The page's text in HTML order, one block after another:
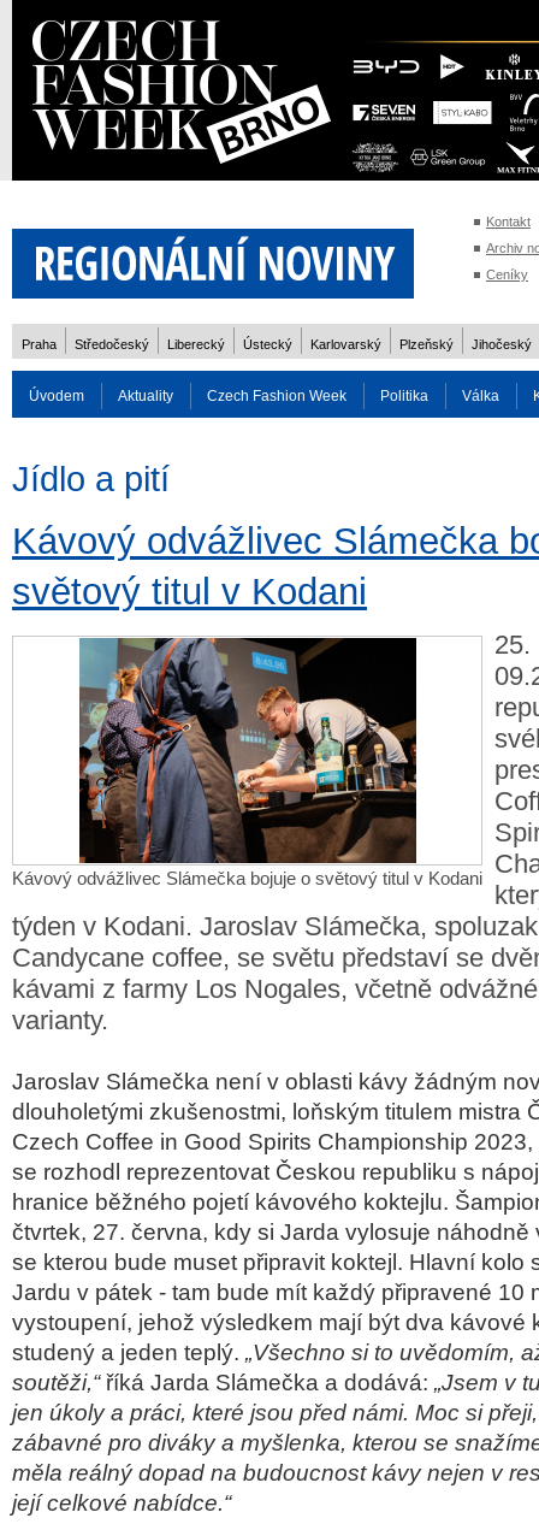
Kontakt
Archiv
Ceníky
Praha Středočeský Liberecký Ústecký Karlovarský Plzeňský Jihočeský
Úvodem Aktuality Czech Fashion Week Politika Válka
Rozhovory
Jídlo a pití
Kávový odvážlivec Slámečka
světový titul v Kodani
Kávový odvážlivec Slámečka bojuje o světový titul v Kodani
25.
týden v Kodani. Jaroslav Slámečka,
Candycane coffee, se světu představí se
kávami z farmy Los Nogales, včetně
varianty.
Jaroslav Slámečka není v oblasti kávy žádným
dlouholetými zkušenostmi, loňským titulem mistra
Czech Coffee in Good Spirits Championship
se rozhodl reprezentovat Českou republiku s
hranice běžného pojetí kávového koktejlu.
čtvrtek, 27. června, kdy si Jarda vylosuje náhodně
se kterou bude muset připravit koktejl. Hlavní kolo
Jardu v pátek - tam bude mít každý připravené 10
vystoupení, jehož výsledkem mají být dva kávové
studený a jeden teplý. „Všechno si to uvědomím,
soutěži,“říká Jarda Slámečka a dodává: „Jsem v
jen úkoly a práci, které jsou před námi. Moc si
zábavné pro diváky a myšlenka, kterou se
měla reálný dopad na budoucnost kávy nejen v
její celkové nabídce.“